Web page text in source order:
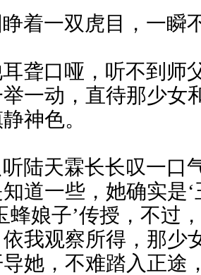
着一双虎目，一瞬
聋口哑，听不到师
一动，直待那少女
神色。
陆天霖长长叹一口
道一些，她确实是
蜂娘子’传授，不过
依我观察所得，那少
导她，不难踏入正途